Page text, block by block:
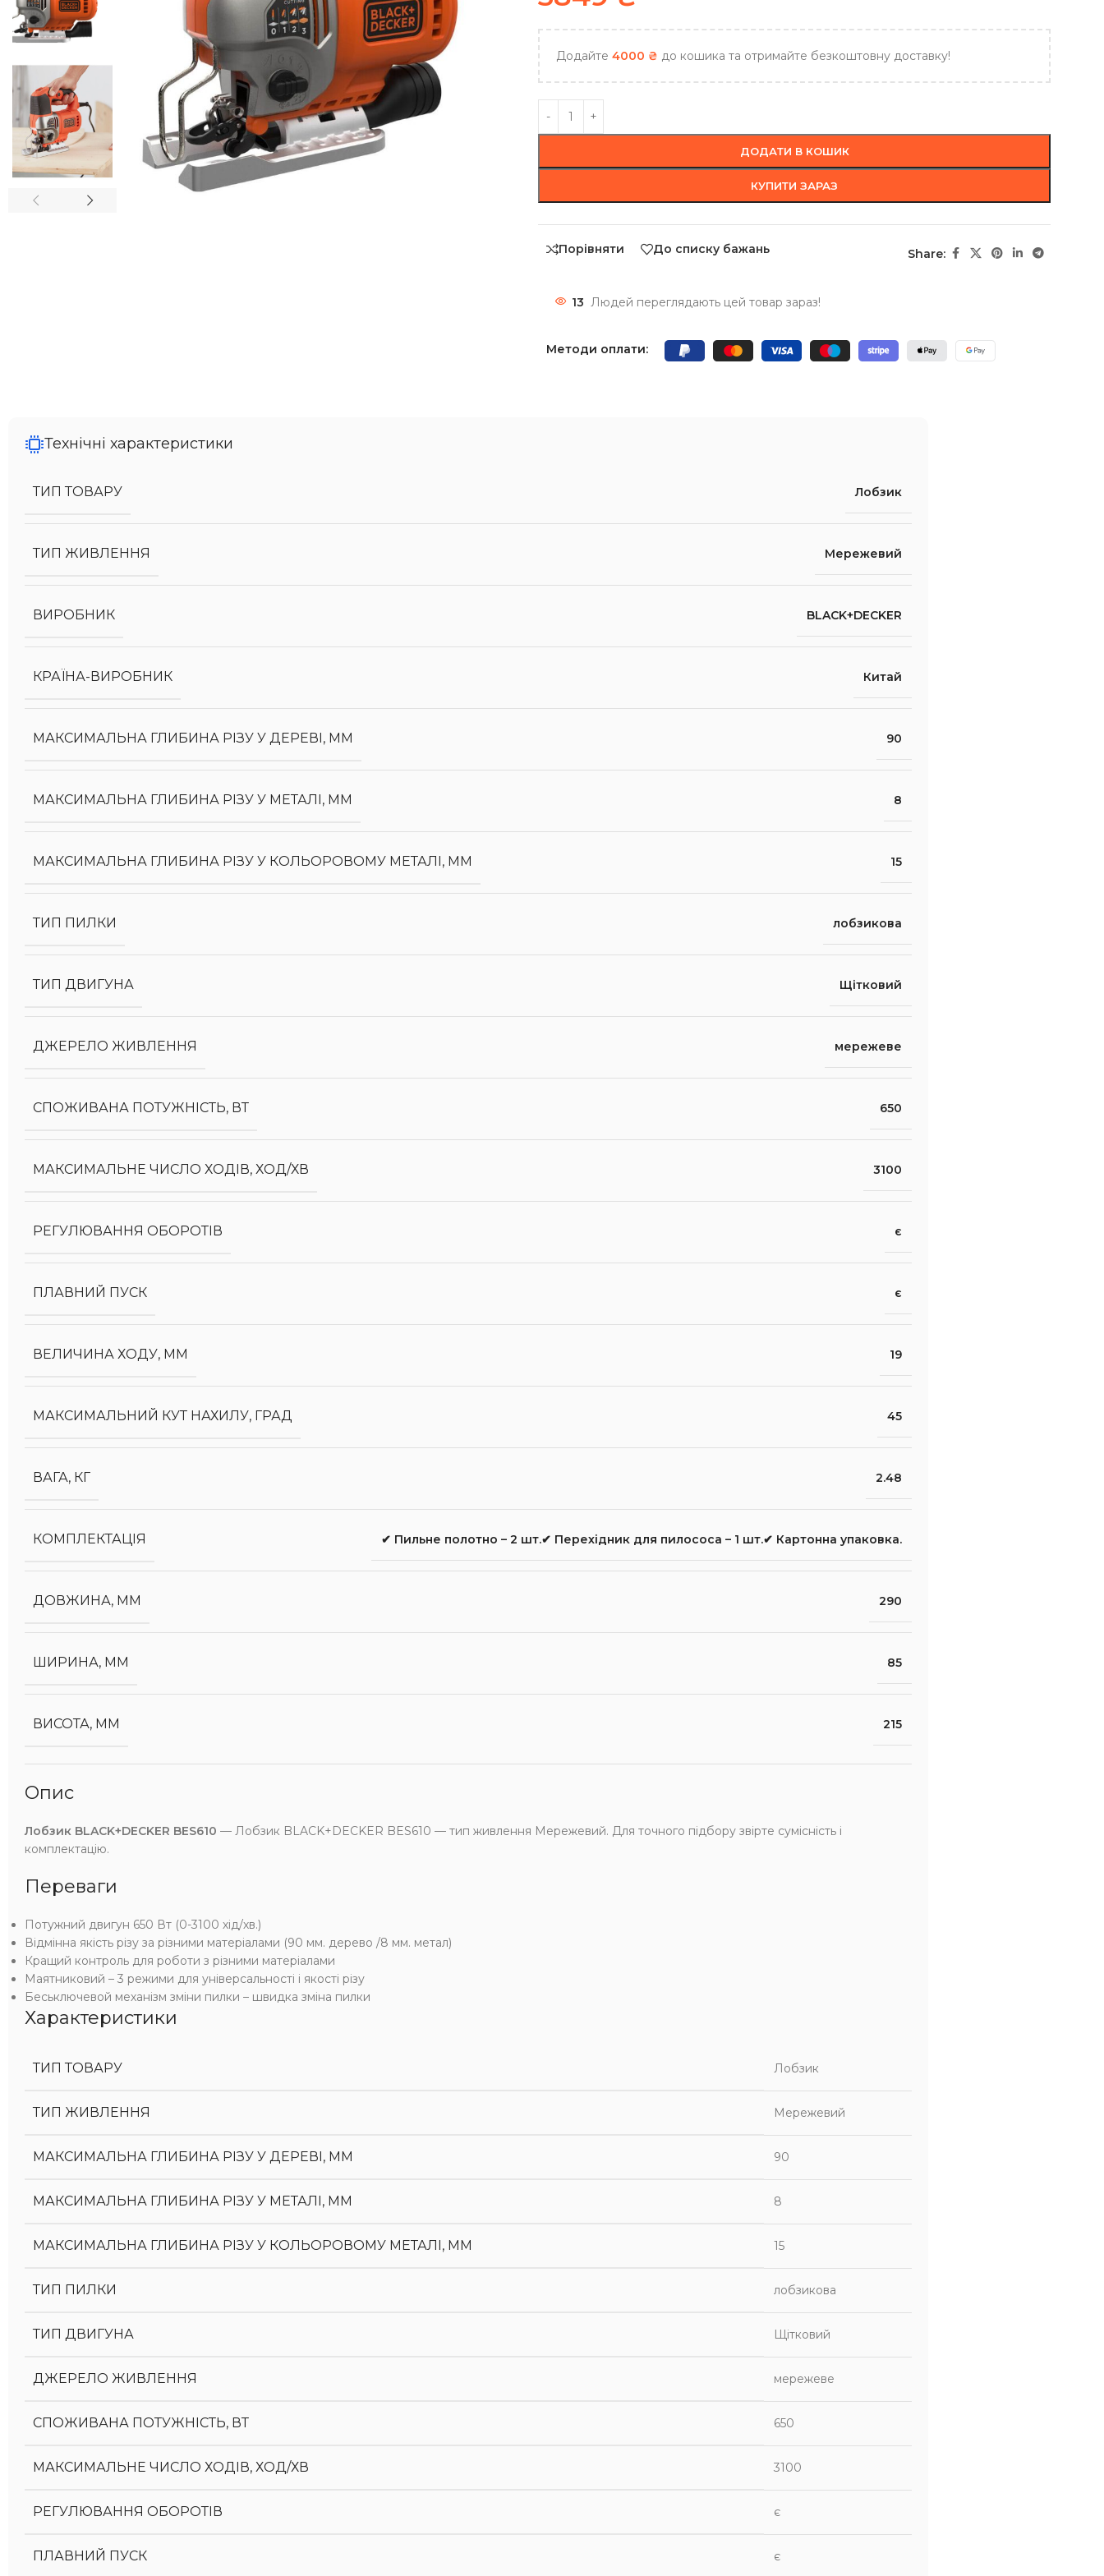
Додайте 4000 ₴ до кошика та отримайте безкоштовну доставку!
ДОДАТИ В КОШИК
КУПИТИ ЗАРАЗ
Порівняти До списку бажань Share:
13 Людей переглядають цей товар зараз!
Методи оплати:
Технічні характеристики
ТИП ТОВАРУ Лобзик
ТИП ЖИВЛЕННЯ Мережевий
ВИРОБНИК BLACK+DECKER
КРАЇНА-ВИРОБНИК Китай
МАКСИМАЛЬНА ГЛИБИНА РІЗУ У ДЕРЕВІ, ММ 90
МАКСИМАЛЬНА ГЛИБИНА РІЗУ У МЕТАЛІ, ММ 8
МАКСИМАЛЬНА ГЛИБИНА РІЗУ У КОЛЬОРОВОМУ МЕТАЛІ, ММ 15
ТИП ПИЛКИ лобзикова
ТИП ДВИГУНА Щітковий
ДЖЕРЕЛО ЖИВЛЕННЯ мережеве
СПОЖИВАНА ПОТУЖНІСТЬ, ВТ 650
МАКСИМАЛЬНЕ ЧИСЛО ХОДІВ, ХОД/ХВ 3100
РЕГУЛЮВАННЯ ОБОРОТІВ є
ПЛАВНИЙ ПУСК є
ВЕЛИЧИНА ХОДУ, ММ 19
МАКСИМАЛЬНИЙ КУТ НАХИЛУ, ГРАД 45
ВАГА, КГ 2.48
КОМПЛЕКТАЦІЯ ✔ Пильне полотно – 2 шт.✔ Перехідник для пилососа – 1 шт.✔ Картонна упаковка.
ДОВЖИНА, ММ 290
ШИРИНА, ММ 85
ВИСОТА, ММ 215
Опис
Лобзик BLACK+DECKER BES610 — Лобзик BLACK+DECKER BES610 — тип живлення Мережевий. Для точного підбору звірте сумісність і
комплектацію.
Переваги
Потужний двигун 650 Вт (0-3100 хід/хв.)
Відмінна якість різу за різними матеріалами (90 мм. дерево /8 мм. метал)
Кращий контроль для роботи з різними матеріалами
Маятниковий – 3 режими для універсальності і якості різу
Бесьключевой механізм зміни пилки – швидка зміна пилки
Характеристики
ТИП ТОВАРУ Лобзик
ТИП ЖИВЛЕННЯ Мережевий
МАКСИМАЛЬНА ГЛИБИНА РІЗУ У ДЕРЕВІ, ММ 90
МАКСИМАЛЬНА ГЛИБИНА РІЗУ У МЕТАЛІ, ММ 8
МАКСИМАЛЬНА ГЛИБИНА РІЗУ У КОЛЬОРОВОМУ МЕТАЛІ, ММ 15
ТИП ПИЛКИ лобзикова
ТИП ДВИГУНА Щітковий
ДЖЕРЕЛО ЖИВЛЕННЯ мережеве
СПОЖИВАНА ПОТУЖНІСТЬ, ВТ 650
МАКСИМАЛЬНЕ ЧИСЛО ХОДІВ, ХОД/ХВ 3100
РЕГУЛЮВАННЯ ОБОРОТІВ є
ПЛАВНИЙ ПУСК є